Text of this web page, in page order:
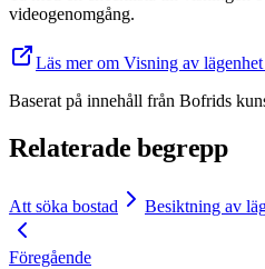
videogenomgång.
Läs mer om Visning av
Baserat på innehåll från Bofrids
Relaterade begrepp
Att söka bostad Besiktning av
Föregående